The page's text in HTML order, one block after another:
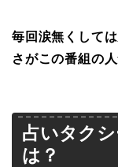
毎回涙無くして
さがこの番組の
占いタク
は？